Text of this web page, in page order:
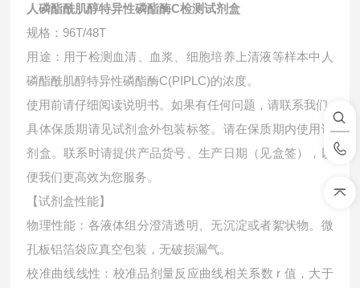
人磷酯酰肌醇特异性磷酯酶C检测试剂盒
规格：96T/48T
用途：用于检测血清、血浆、细胞培养上清液等样本中 人
磷酯酰肌醇特异性磷酯酶C(PIPLC)的浓度。
使用前请仔细阅读说明书。如果有任何问题，请联系我们
具体保质期请见试剂盒外包装标签。请在保质期内使用试
剂盒。联系时请提供产品货号、生产日期（见盒签），以
便我们更高效为您服务。
【试剂盒性能】
物理性能：各液体组分澄清透明、无沉淀或者絮状物。微
孔板铝箔袋应真空包装，无破损漏气。
校准曲线线性：校准品剂量反应曲线相关系数 r 值，大于